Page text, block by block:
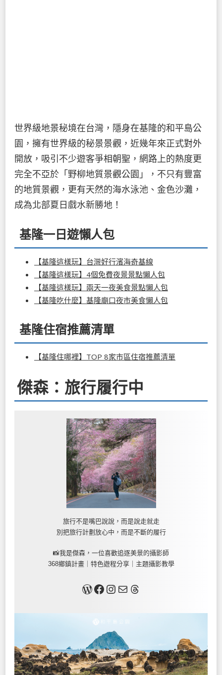
世界級地景秘境在台灣，隱身在基隆的和平島公
園，擁有世界級的秘景景觀，近幾年來正式對外
開放，吸引不少遊客爭相朝聖，網路上的熱度更
完全不亞於「野柳地質景觀公園」，不只有豐富
的地質景觀，更有天然的海水泳池、金色沙灘，
成為北部夏日戲水新勝地！
基隆一日遊懶人包
【基隆這樣玩】台灣好行濱海奇基線
【基隆這樣玩】4個免費夜景景點懶人包
【基隆這樣玩】兩天一夜美食景點懶人包
【基隆吃什麼】基隆廟口夜市美食懶人包
基隆住宿推薦清單
【基隆住哪裡】TOP 8家市區住宿推薦清單
傑森：旅行履行中
旅行不是嘴巴說說，而是說走就走
別把旅行計劃放心中，而是不斷的履行
📸我是傑森，一位喜歡追逐美景的攝影師
368鄉鎮計畫｜特色遊程分享｜主題攝影教學
關於我Facebook InstagramMail Threads